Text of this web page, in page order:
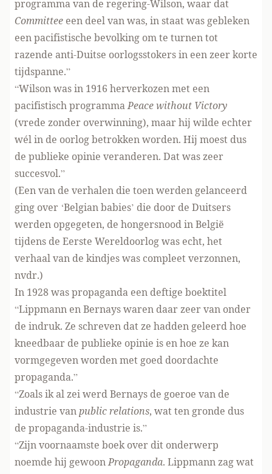
programma van de regering-Wilson, waar dat
Committee een deel van was, in staat was gebleken
een pacifistische bevolking om te turnen tot
razende anti-Duitse oorlogsstokers in een zeer korte
tijdspanne.”
“Wilson was in 1916 herverkozen met een
pacifistisch programmaPeace without Victory
(vrede zonder overwinning), maar hij wilde echter
wél in de oorlog betrokken worden. Hij moest dus
de publieke opinie veranderen. Dat was zeer
succesvol.”
(Een van de verhalen die toen werden gelanceerd
ging over ‘Belgian babies’ die door de Duitsers
werden opgegeten, de hongersnood in België
tijdens de Eerste Wereldoorlog was echt, het
verhaal van de kindjes was compleet verzonnen,
nvdr.)
In 1928 was propaganda een deftige boektitel
“Lippmann en Bernays waren daar zeer van onder
de indruk. Ze schreven dat ze hadden geleerd hoe
kneedbaar de publieke opinie is en hoe ze kan
vormgegeven worden met goed doordachte
propaganda.”
“Zoals ik al zei werd Bernays de goeroe van de
industrie vanpublic relations, wat ten gronde dus
de propaganda-industrie is.”
“Zijn voornaamste boek over dit onderwerp
noemde hij gewoonPropaganda. Lippmann zag wat